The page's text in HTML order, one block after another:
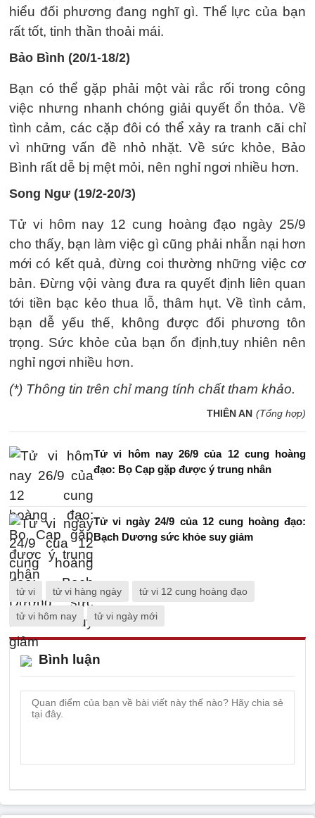
hiểu đối phương đang nghĩ gì. Thể lực của bạn
rất tốt, tinh thần thoải mái.
Bảo Bình (20/1-18/2)
Bạn có thể gặp phải một vài rắc rối trong công
việc nhưng nhanh chóng giải quyết ổn thỏa. Về
tình cảm, các cặp đôi có thể xảy ra tranh cãi chỉ
vì những vấn đề nhỏ nhặt. Về sức khỏe, Bảo
Bình rất dễ bị mệt mỏi, nên nghỉ ngơi nhiều hơn.
Song Ngư (19/2-20/3)
Tử vi hôm nay 12 cung hoàng đạo ngày 25/9
cho thấy, bạn làm việc gì cũng phải nhẫn nại hơn
mới có kết quả, đừng coi thường những việc cơ
bản. Đừng vội vàng đưa ra quyết định liên quan
tới tiền bạc kẻo thua lỗ, thâm hụt. Về tình cảm,
bạn dễ yếu thế, không được đối phương tôn
trọng. Sức khỏe của bạn ổn định,tuy nhiên nên
nghỉ ngơi nhiều hơn.
(*) Thông tin trên chỉ mang tính chất tham khảo.
THIÊN AN (Tổng hợp)
Tử vi hôm nay 26/9 của 12 cung hoàng
đạo: Bọ Cạp gặp được ý trung nhân
Tử vi ngày 24/9 của 12 cung hoàng đạo:
Bạch Dương sức khỏe suy giảm
tử vi tử vi hàng ngày tử vi 12 cung hoàng đạo
tử vi hôm nay tử vi ngày mới
Bình luận